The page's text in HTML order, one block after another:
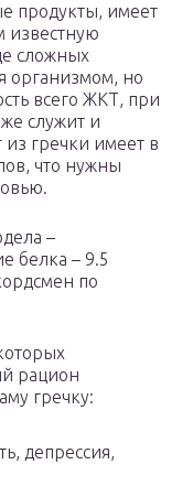
продукты, имеет
известную
сложных
организмом, но
всего ЖКТ, при
служит и
гречки имеет в
что нужны
–
белка – 9.5
по
рацион
гречку:
депрессия,